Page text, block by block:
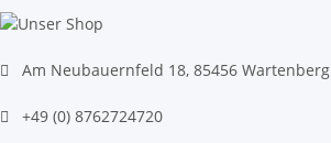
Am Neubauernfeld 18, 85456 Wartenberg
+49 (0) 8762724720